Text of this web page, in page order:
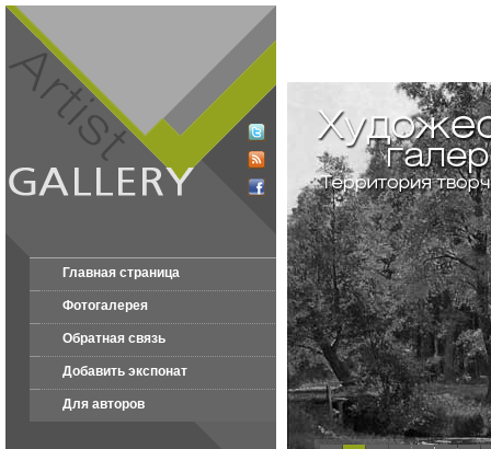
Главная страница
Фотогалерея
Обратная связь
Добавить экспонат
Для авторов